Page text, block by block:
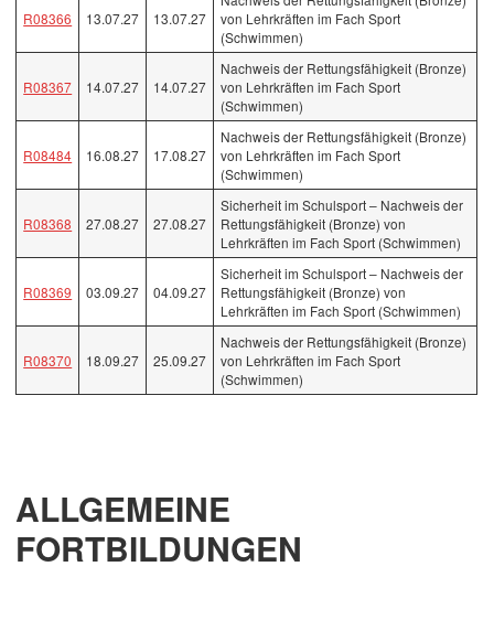
R08366 13.07.27 13.07.27
von Lehrkräften im Fach Sport
(Schwimmen)
R08367 14.07.27 14.07.27
Nachweis der Rettungsfähigkeit (Bronze)
von Lehrkräften im Fach Sport
(Schwimmen)
R08484 16.08.27 17.08.27
Nachweis der Rettungsfähigkeit (Bronze)
von Lehrkräften im Fach Sport
(Schwimmen)
R08368 27.08.27 27.08.27
Sicherheit im Schulsport – Nachweis der
Rettungsfähigkeit (Bronze) von
Lehrkräften im Fach Sport (Schwimmen)
R08369 03.09.27 04.09.27
Sicherheit im Schulsport – Nachweis der
Rettungsfähigkeit (Bronze) von
Lehrkräften im Fach Sport (Schwimmen)
R08370 18.09.27 25.09.27
Nachweis der Rettungsfähigkeit (Bronze)
von Lehrkräften im Fach Sport
(Schwimmen)
ALLGEMEINE
FORTBILDUNGEN